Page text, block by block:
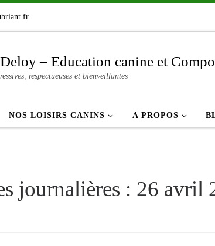
– Education canine et
respectueuses et bienveillantes
NOS LOISIRS CANINS A PROPOS
journalières : 26 avril